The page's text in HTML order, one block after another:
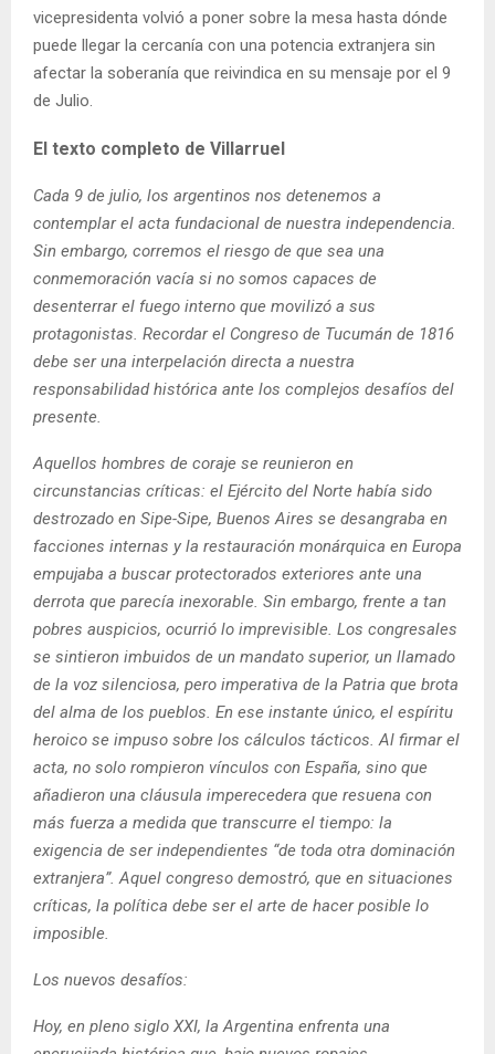
vicepresidenta volvió a poner sobre la mesa hasta dónde
puede llegar la cercanía con una potencia extranjera sin
afectar la soberanía que reivindica en su mensaje por el 9
de Julio.
El texto completo de Villarruel
Cada 9 de julio, los argentinos nos detenemos a
contemplar el acta fundacional de nuestra independencia.
Sin embargo, corremos el riesgo de que sea una
conmemoración vacía si no somos capaces de
desenterrar el fuego interno que movilizó a sus
protagonistas. Recordar el Congreso de Tucumán de 1816
debe ser una interpelación directa a nuestra
responsabilidad histórica ante los complejos desafíos del
presente.
Aquellos hombres de coraje se reunieron en
circunstancias críticas: el Ejército del Norte había sido
destrozado en Sipe-Sipe, Buenos Aires se desangraba en
facciones internas y la restauración monárquica en Europa
empujaba a buscar protectorados exteriores ante una
derrota que parecía inexorable. Sin embargo, frente a tan
pobres auspicios, ocurrió lo imprevisible. Los congresales
se sintieron imbuidos de un mandato superior, un llamado
de la voz silenciosa, pero imperativa de la Patria que brota
del alma de los pueblos. En ese instante único, el espíritu
heroico se impuso sobre los cálculos tácticos. Al firmar el
acta, no solo rompieron vínculos con España, sino que
añadieron una cláusula imperecedera que resuena con
más fuerza a medida que transcurre el tiempo: la
exigencia de ser independientes “de toda otra dominación
extranjera”. Aquel congreso demostró, que en situaciones
críticas, la política debe ser el arte de hacer posible lo
imposible.
Los nuevos desafíos:
Hoy, en pleno siglo XXI, la Argentina enfrenta una